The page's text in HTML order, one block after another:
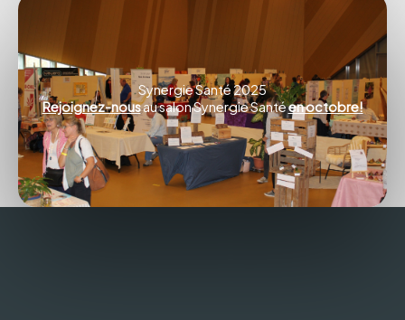
Synergie Santé 2025
Rejoignez-nousau salon Synergie Santéen octobre!